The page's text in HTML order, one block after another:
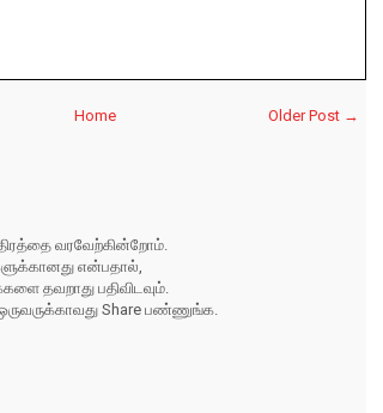
Older Post →
Home
வரவேற்கின்றோம்.
என்பதால்,
தவறாது பதிவிடவும்.
Share பண்ணுங்க.